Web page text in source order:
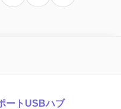
ートUSBハブ